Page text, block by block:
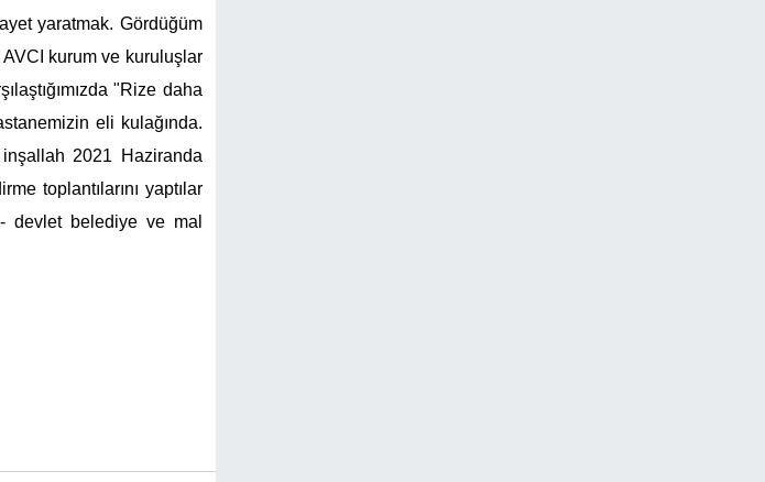
yaratmak. Gördüğüm
AVCI kurum ve kuruluşlar
"Rize daha
eli kulağında.
inşallah 2021 Haziranda
toplantılarını yaptılar
devlet belediye ve mal